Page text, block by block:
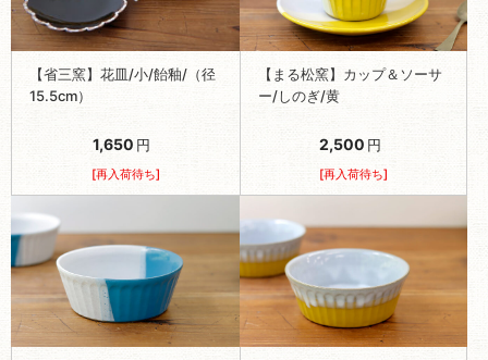
【省三窯】花皿/小/飴釉/（径
15.5cm）
1,650 円
[再入荷待ち]
【まる松窯】カップ＆ソーサ
ー/しのぎ/黄
2,500 円
[再入荷待ち]